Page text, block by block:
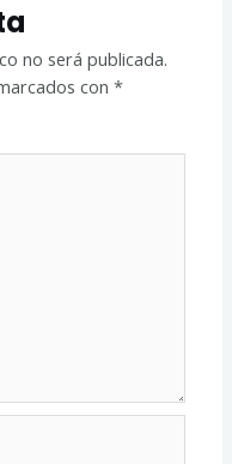
no será publicada.
con*